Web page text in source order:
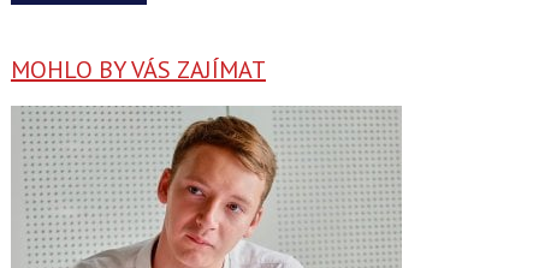
MOHLO BY VÁS ZAJÍMAT